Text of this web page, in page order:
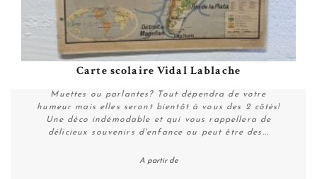
Carte scolaire Vidal Lablache
Muettes ou parlantes? Tout dépendra de votre
humeur mais elles seront bientôt à vous des 2 côtés!
Une déco indémodable et qui vous rappellera de
délicieux souvenirs d'enfance ou peut être des...
A partir de